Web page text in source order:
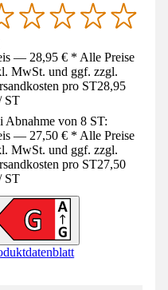
— 28,95 € * Alle Preise
MwSt. und ggf. zzgl.
pro ST28,95
ST
Abnahme von 8 ST:
— 27,50 € * Alle Preise
MwSt. und ggf. zzgl.
pro ST27,50
ST